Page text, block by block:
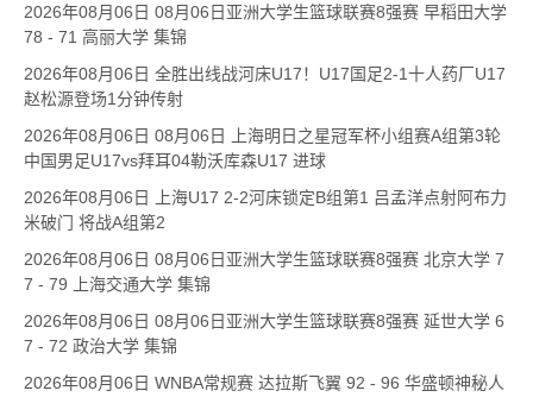
2026年08月06日 08月06日亚洲大学生篮球联赛8强赛 早稻田大学
78 - 71 高丽大学 集锦
2026年08月06日 全胜出线战河床U17！U17国足2-1十人药厂U17
赵松源登场1分钟传射
2026年08月06日 08月06日 上海明日之星冠军杯小组赛A组第3轮
中国男足U17vs拜耳04勒沃库森U17 进球
2026年08月06日 上海U17 2-2河床锁定B组第1 吕孟洋点射阿布力
米破门 将战A组第2
2026年08月06日 08月06日亚洲大学生篮球联赛8强赛 北京大学 7
7 - 79 上海交通大学 集锦
2026年08月06日 08月06日亚洲大学生篮球联赛8强赛 延世大学 6
7 - 72 政治大学 集锦
2026年08月06日 WNBA常规赛 达拉斯飞翼 92 - 96 华盛顿神秘人